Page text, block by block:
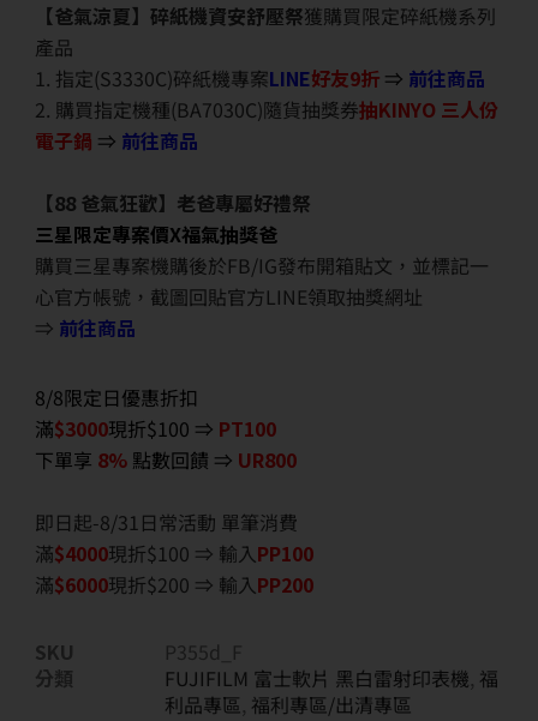
【爸氣涼夏】碎紙機資安舒壓祭獲購買限定碎紙機系列
產品
1. 指定(S3330C)碎紙機專案LINE好友9折 ⇒ 前往商品
2. 購買指定機種(BA7030C)隨貨抽獎券抽KINYO 三人份
電子鍋 ⇒ 前往商品
【88 爸氣狂歡】老爸專屬好禮祭
三星限定專案價X福氣抽獎爸
購買三星專案機購後於FB/IG發布開箱貼文，並標記一
心官方帳號，截圖回貼官方LINE領取抽獎網址
⇒ 前往商品
8/8限定日優惠折扣
滿$3000現折$100 ⇒ PT100
下單享 8% 點數回饋 ⇒ UR800
即日起-8/31日常活動 單筆消費
滿$4000現折$100 ⇒ 輸入PP100
滿$6000現折$200 ⇒ 輸入PP200
SKU
P355d_F
分類
FUJIFILM 富士軟片 黑白雷射印表機, 福
利品專區, 福利專區/出清專區